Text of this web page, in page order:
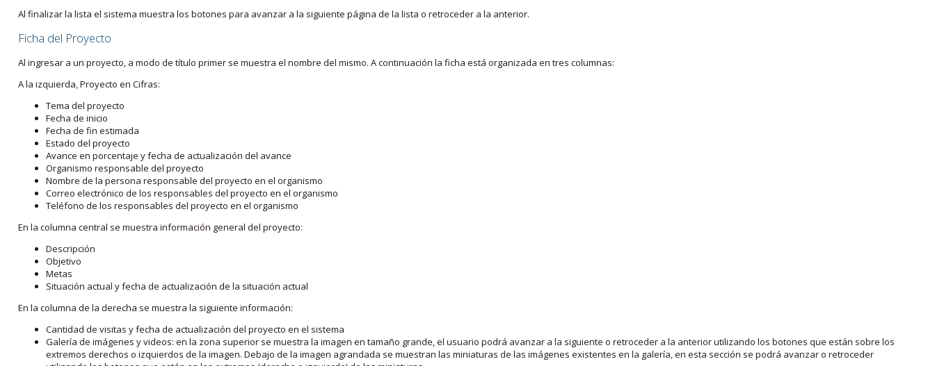
Al finalizar la lista el sistema muestra los botones para avanzar a la siguiente página de la lista o retroceder a la anterior.
Ficha del Proyecto
Al ingresar a un proyecto, a modo de título primer se muestra el nombre del mismo. A continuación la ficha está organizada en tres columnas:
A la izquierda, Proyecto en Cifras:
Tema del proyecto
Fecha de inicio
Fecha de fin estimada
Estado del proyecto
Avance en porcentaje y fecha de actualización del avance
Organismo responsable del proyecto
Nombre de la persona responsable del proyecto en el organismo
Correo electrónico de los responsables del proyecto en el organismo
Teléfono de los responsables del proyecto en el organismo
En la columna central se muestra información general del proyecto:
Descripción
Objetivo
Metas
Situación actual y fecha de actualización de la situación actual
En la columna de la derecha se muestra la siguiente información:
Cantidad de visitas y fecha de actualización del proyecto en el sistema
Galería de imágenes y videos: en la zona superior se muestra la imagen en tamaño grande, el usuario podrá avanzar a la siguiente o retroceder a la anterior utilizando los botones que están sobre los
extremos derechos o izquierdos de la imagen. Debajo de la imagen agrandada se muestran las miniaturas de las imágenes existentes en la galería, en esta sección se podrá avanzar o retroceder